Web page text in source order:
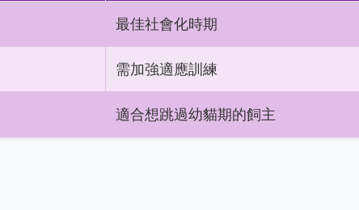
最佳社會化時期
需加強適應訓練
適合想跳過幼貓期的飼主